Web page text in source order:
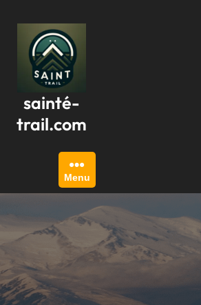
contenu
sainté-
trail.com
Menu